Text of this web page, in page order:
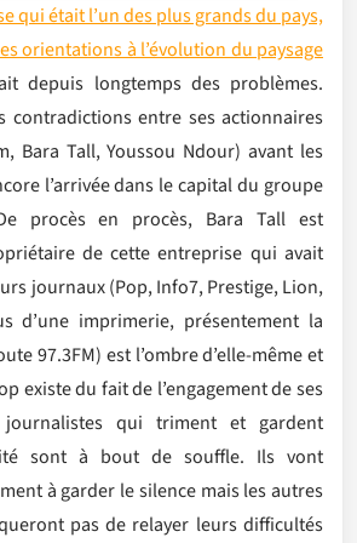
qui était l’un des plus grands du pays,
orientations à l’évolution du paysage
depuis longtemps des problèmes.
contradictions entre ses actionnaires
Bara Tall, Youssou Ndour) avant les
l’arrivée dans le capital du groupe
procès en procès, Bara Tall est
de cette entreprise qui avait
journaux (Pop, Info7, Prestige, Lion,
d’une imprimerie, présentement la
97.3FM) est l’ombre d’elle-même et
existe du fait de l’engagement de ses
journalistes qui triment et gardent
sont à bout de souffle. Ils vont
à garder le silence mais les autres
pas de relayer leurs difficultés